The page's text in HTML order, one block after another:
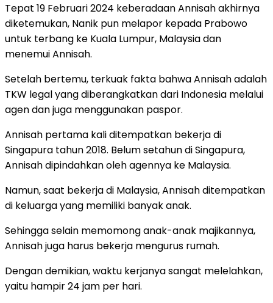
Tepat 19 Februari 2024 keberadaan Annisah akhirnya
diketemukan, Nanik pun melapor kepada Prabowo
untuk terbang ke Kuala Lumpur, Malaysia dan
menemui Annisah.
Setelah bertemu, terkuak fakta bahwa Annisah adalah
TKW legal yang diberangkatkan dari Indonesia melalui
agen dan juga menggunakan paspor.
Annisah pertama kali ditempatkan bekerja di
Singapura tahun 2018. Belum setahun di Singapura,
Annisah dipindahkan oleh agennya ke Malaysia.
Namun, saat bekerja di Malaysia, Annisah ditempatkan
di keluarga yang memiliki banyak anak.
Sehingga selain memomong anak-anak majikannya,
Annisah juga harus bekerja mengurus rumah.
Dengan demikian, waktu kerjanya sangat melelahkan,
yaitu hampir 24 jam per hari.